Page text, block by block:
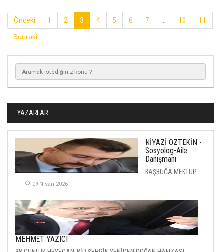
Önceki 1 2 3 4 5 6 7 10 11
Sonraki
YAZARLAR
NİYAZİ ÖZTEKİN -
Sosyolog-Aile
Danışmanı
BAŞBUĞA MEKTUP
09 Nisan 2026
MEHMET YAZICI